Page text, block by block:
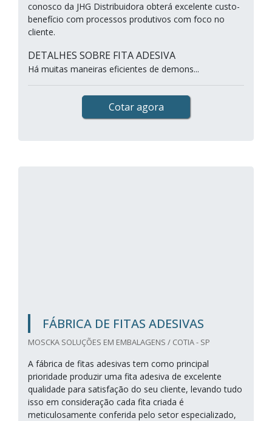
conosco da JHG Distribuidora obterá excelente custo-
benefício com processos produtivos com foco no
cliente.
DETALHES SOBRE FITA ADESIVA
Há muitas maneiras eficientes de demons...
Cotar agora
FÁBRICA DE FITAS ADESIVAS
MOSCKA SOLUÇÕES EM EMBALAGENS / COTIA - SP
A fábrica de fitas adesivas tem como principal
prioridade produzir uma fita adesiva de excelente
qualidade para satisfação do seu cliente, levando tudo
isso em consideração cada fita criada é
meticulosamente conferida pelo setor especializado,